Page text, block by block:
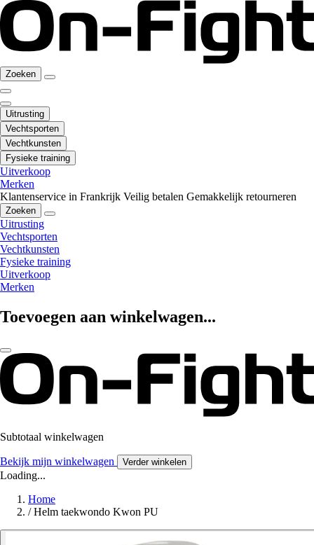
Zoeken
Uitrusting
Vechtsporten
Vechtkunsten
Fysieke training
Uitverkoop
Merken
Klantenservice in Frankrijk Veilig betalen Gemakkelijk retourneren
Zoeken
Uitrusting
Vechtsporten
Vechtkunsten
Fysieke training
Uitverkoop
Merken
Toevoegen aan winkelwagen...
Subtotaal winkelwagen
Bekijk mijn winkelwagen Verder winkelen
Loading...
Home
/ Helm taekwondo Kwon PU